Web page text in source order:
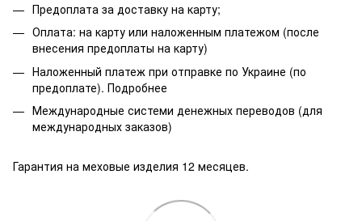
Предоплата за доставку на карту;
Оплата: на карту или наложенным платежом (после
внесения предоплаты на карту)
Наложенный платеж при отправке по Украине (по
предоплате). Подробнее
Международные системи денежных переводов (для
международных заказов)
Гарантия на меховые изделия 12 месяцев.